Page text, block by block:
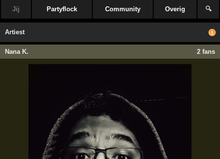
Jij Partyflock Community Overig 🔍
Artiest
Nana K. 2 fans